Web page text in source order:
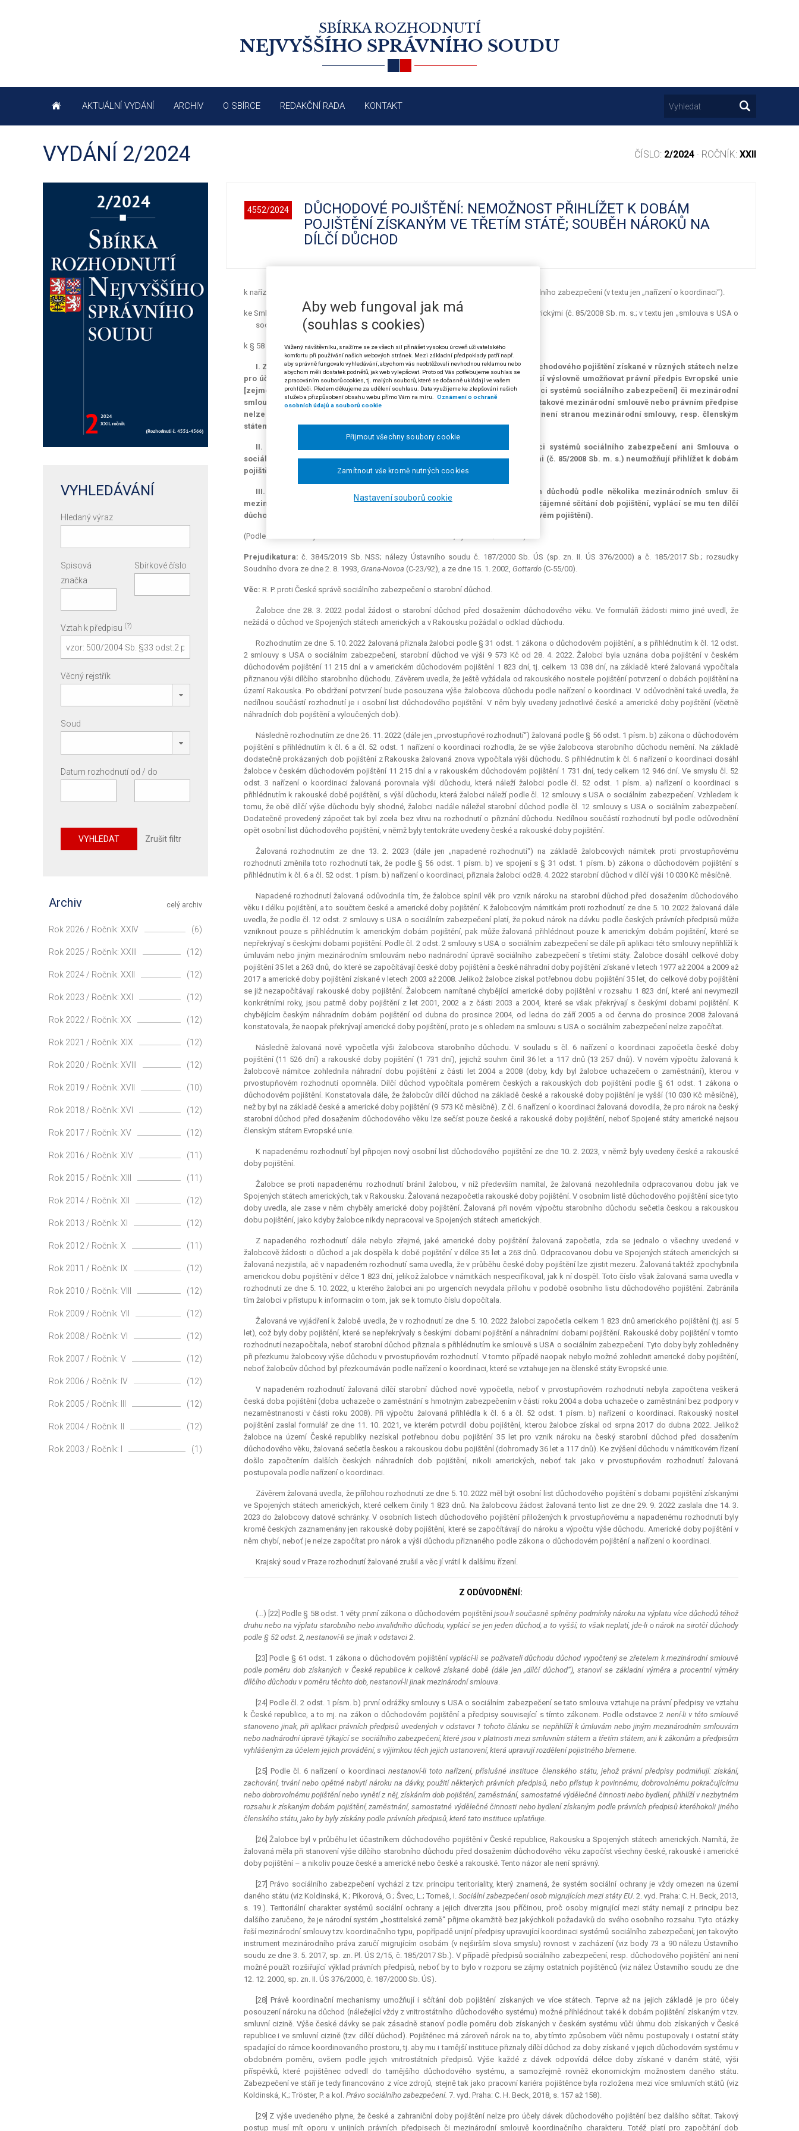
SBÍRKA ROZHODNUTÍ
NEJVYŠŠÍHO SPRÁVNÍHO SOUDU
AKTUÁLNÍ VYDÁNÍ ARCHIV O SBÍRCE REDAKČNÍ RADA KONTAKT
VYDÁNÍ 2/2024 ČÍSLO: 2/2024 · ROČNÍK: XXII
4552/2024
DŮCHODOVÉ POJIŠTĚNÍ: NEMOŽNOST PŘIHLÍŽET K DOBÁM
POJIŠTĚNÍ ZÍSKANÝM VE TŘETÍM STÁTĚ; SOUBĚH NÁROKŮ NA
DÍLČÍ DŮCHOD
k nařízení Evropského parlamentu a Rady (ES) č. 883/2004 o koordinaci systémů sociálního zabezpečení (v textu jen „nařízení o koordinaci“).
ke Smlouvě o sociálním zabezpečení mezi Českou republikou a Spojenými státy americkými (č. 85/2008 Sb. m. s.; v textu jen „smlouva s USA o
sociálním zabezpečení“)
k § 58 odst. 1 větě první zákona č. 155/1995 Sb., o důchodovém pojištění
I. Z principu teritoriality systémů sociálního zabezpečení plyne, že doby důchodového pojištění získané v různých státech nelze
pro účely dávek důchodového pojištění bez dalšího sčítat. Takový postup musí výslovně umožňovat právní předpis Evropské unie
[zejména nařízení Evropského parlamentu a Rady (ES) č. 883/2004 o koordinaci systémů sociálního zabezpečení] či mezinárodní
smlouva o koordinaci systémů sociálního zabezpečení. Bez výslovné opory v takové mezinárodní smlouvě nebo právním předpise
nelze ani přihlížet k dobám pojištění získaným ve třetím státě, tj. státě, který není stranou mezinárodní smlouvy, resp. členským
státem Evropské unie.
II. Nařízení Evropského parlamentu a Rady (ES) č. 883/2004 o koordinaci systémů sociálního zabezpečení ani Smlouva o
sociálním zabezpečení mezi Českou republikou a Spojenými státy americkými (č. 85/2008 Sb. m. s.) neumožňují přihlížet k dobám
pojištění získaným ve třetím státě.
III. V případě, že pojištěnec splňuje podmínky nároku na výplatu dílčích důchodů podle několika mezinárodních smluv či
mezinárodní smlouvy a právního předpisu Evropské unie, které neumožňují vzájemné sčítání dob pojištění, vyplácí se mu ten dílčí
důchod, který je vyšší (§ 58 odst. 1 věta první zákona č. 155/1995 Sb., o důchodovém pojištění).
(Podle rozsudku Krajského soudu v Praze ze dne 30. 10. 2023, čj. 42 Ad 3/2023-55)
Prejudikatura:č. 3845/2019 Sb. NSS; nálezy Ústavního soudu č. 187/2000 Sb. ÚS (sp. zn. II. ÚS 376/2000) a č. 185/2017 Sb.; rozsudky
Soudního dvora ze dne 2. 8. 1993, Grana-Novoa (C-23/92), a ze dne 15. 1. 2002, Gottardo(C-55/00).
Věc: R. P. proti České správě sociálního zabezpečení o starobní důchod.
Žalobce dne 28. 3. 2022 podal žádost o starobní důchod před dosažením důchodového věku. Ve formuláři žádosti mimo jiné uvedl, že
nežádá o důchod ve Spojených státech amerických a v Rakousku požádal o odklad důchodu.
Rozhodnutím ze dne 5. 10. 2022 žalovaná přiznala žalobci podle § 31 odst. 1 zákona o důchodovém pojištění, a s přihlédnutím k čl. 12 odst.
2 smlouvy s USA o sociálním zabezpečení, starobní důchod ve výši 9 573 Kč od 28. 4. 2022. Žalobci byla uznána doba pojištění v českém
důchodovém pojištění 11 215 dní a v americkém důchodovém pojištění 1 823 dní, tj. celkem 13 038 dní, na základě které žalovaná vypočítala
přiznanou výši dílčího starobního důchodu. Závěrem uvedla, že ještě vyžádala od rakouského nositele pojištění potvrzení o dobách pojištění na
území Rakouska. Po obdržení potvrzení bude posouzena výše žalobcova důchodu podle nařízení o koordinaci. V odůvodnění také uvedla, že
nedílnou součástí rozhodnutí je i osobní list důchodového pojištění. V něm byly uvedeny jednotlivé české a americké doby pojištění (včetně
náhradních dob pojištění a vyloučených dob).
Následně rozhodnutím ze dne 26. 11. 2022 (dále jen „prvostupňové rozhodnutí“) žalovaná podle § 56 odst. 1 písm. b) zákona o důchodovém
pojištění s přihlédnutím k čl. 6 a čl. 52 odst. 1 nařízení o koordinaci rozhodla, že se výše žalobcova starobního důchodu nemění. Na základě
dodatečně prokázaných dob pojištění z Rakouska žalovaná znova vypočítala výši důchodu. S přihlédnutím k čl. 6 nařízení o koordinaci dosáhl
žalobce v českém důchodovém pojištění 11 215 dní a v rakouském důchodovém pojištění 1 731 dní, tedy celkem 12 946 dní. Ve smyslu čl. 52
odst. 3 nařízení o koordinaci žalovaná porovnala výši důchodu, která náleží žalobci podle čl. 52 odst. 1 písm. a) nařízení o koordinaci s
přihlédnutím k rakouské době pojištění, s výší důchodu, která žalobci náleží podle čl. 12 smlouvy s USA o sociálním zabezpečení. Vzhledem k
tomu, že obě dílčí výše důchodu byly shodné, žalobci nadále náležel starobní důchod podle čl. 12 smlouvy s USA o sociálním zabezpečení.
Dodatečně provedený zápočet tak byl zcela bez vlivu na rozhodnutí o přiznání důchodu. Nedílnou součástí rozhodnutí byl podle odůvodnění
opět osobní list důchodového pojištění, v němž byly tentokráte uvedeny české a rakouské doby pojištění.
Žalovaná rozhodnutím ze dne 13. 2. 2023 (dále jen „napadené rozhodnutí“) na základě žalobcových námitek proti prvostupňovému
rozhodnutí změnila toto rozhodnutí tak, že podle § 56 odst. 1 písm. b) ve spojení s § 31 odst. 1 písm. b) zákona o důchodovém pojištění s
přihlédnutím k čl. 6 a čl. 52 odst. 1 písm. b) nařízení o koordinaci, přiznala žalobci od28. 4. 2022 starobní důchod v dílčí výši 10 030 Kč měsíčně.
Napadené rozhodnutí žalovaná odůvodnila tím, že žalobce splnil věk pro vznik nároku na starobní důchod před dosažením důchodového
věku i délku pojištění, a to součtem české a americké doby pojištění. K žalobcovým námitkám proti rozhodnutí ze dne 5. 10. 2022 žalovaná dále
uvedla, že podle čl. 12 odst. 2 smlouvy s USA o sociálním zabezpečení platí, že pokud nárok na dávku podle českých právních předpisů může
vzniknout pouze s přihlédnutím k americkým dobám pojištění, pak může žalovaná přihlédnout pouze k americkým dobám pojištění, které se
nepřekrývají s českými dobami pojištění. Podle čl. 2 odst. 2 smlouvy s USA o sociálním zabezpečení se dále při aplikaci této smlouvy nepřihlíží k
úmluvám nebo jiným mezinárodním smlouvám nebo nadnárodní úpravě sociálního zabezpečení s třetími státy. Žalobce dosáhl celkové doby
pojištění 35 let a 263 dnů, do které se započítávají české doby pojištění a české náhradní doby pojištění získané v letech 1977 až 2004 a 2009 až
2017 a americké doby pojištění získané v letech 2003 až 2008. Jelikož žalobce získal potřebnou dobu pojištění 35 let, do celkové doby pojištění
se již nezapočítávají rakouské doby pojištění. Žalobcem namítané chybějící americké doby pojištění v rozsahu 1 823 dní, které ani nevymezil
konkrétními roky, jsou patrně doby pojištění z let 2001, 2002 a z části 2003 a 2004, které se však překrývají s českými dobami pojištění. K
chybějícím českým náhradním dobám pojištění od dubna do prosince 2004, od ledna do září 2005 a od června do prosince 2008 žalovaná
konstatovala, že naopak překrývají americké doby pojištění, proto je s ohledem na smlouvu s USA o sociálním zabezpečení nelze započítat.
Následně žalovaná nově vypočetla výši žalobcova starobního důchodu. V souladu s čl. 6 nařízení o koordinaci započetla české doby
pojištění (11 526 dní) a rakouské doby pojištění (1 731 dní), jejichž souhrn činil 36 let a 117 dnů (13 257 dnů). V novém výpočtu žalovaná k
žalobcově námitce zohlednila náhradní dobu pojištění z části let 2004 a 2008 (doby, kdy byl žalobce uchazečem o zaměstnání), kterou v
prvostupňovém rozhodnutí opomněla. Dílčí důchod vypočítala poměrem českých a rakouských dob pojištění podle § 61 odst. 1 zákona o
důchodovém pojištění. Konstatovala dále, že žalobcův dílčí důchod na základě české a rakouské doby pojištění je vyšší (10 030 Kč měsíčně),
než by byl na základě české a americké doby pojištění (9 573 Kč měsíčně). Z čl. 6 nařízení o koordinaci žalovaná dovodila, že pro nárok na český
starobní důchod před dosažením důchodového věku lze sečíst pouze české a rakouské doby pojištění, neboť Spojené státy americké nejsou
členským státem Evropské unie.
K napadenému rozhodnutí byl připojen nový osobní list důchodového pojištění ze dne 10. 2. 2023, v němž byly uvedeny české a rakouské
doby pojištění.
Žalobce se proti napadenému rozhodnutí bránil žalobou, v níž především namítal, že žalovaná nezohlednila odpracovanou dobu jak ve
Spojených státech amerických, tak v Rakousku. Žalovaná nezapočetla rakouské doby pojištění. V osobním listě důchodového pojištění sice tyto
doby uvedla, ale zase v něm chyběly americké doby pojištění. Žalovaná při novém výpočtu starobního důchodu sečetla českou a rakouskou
dobu pojištění, jako kdyby žalobce nikdy nepracoval ve Spojených státech amerických.
Z napadeného rozhodnutí dále nebylo zřejmé, jaké americké doby pojištění žalovaná započetla, zda se jednalo o všechny uvedené v
žalobcově žádosti o důchod a jak dospěla k době pojištění v délce 35 let a 263 dnů. Odpracovanou dobu ve Spojených státech amerických si
žalovaná nezjistila, ač v napadeném rozhodnutí sama uvedla, že v průběhu české doby pojištění lze zjistit mezeru. Žalovaná taktéž zpochybnila
americkou dobu pojištění v délce 1 823 dní, jelikož žalobce v námitkách nespecifikoval, jak k ní dospěl. Toto číslo však žalovaná sama uvedla v
rozhodnutí ze dne 5. 10. 2022, u kterého žalobci ani po urgencích nevydala přílohu v podobě osobního listu důchodového pojištění. Zabránila
tím žalobci v přístupu k informacím o tom, jak se k tomuto číslu dopočítala.
Žalovaná ve vyjádření k žalobě uvedla, že v rozhodnutí ze dne 5. 10. 2022 žalobci započetla celkem 1 823 dnů amerického pojištění (tj. asi 5
let), což byly doby pojištění, které se nepřekrývaly s českými dobami pojištění a náhradními dobami pojištění. Rakouské doby pojištění v tomto
rozhodnutí nezapočítala, neboť starobní důchod přiznala s přihlédnutím ke smlouvě s USA o sociálním zabezpečení. Tyto doby byly zohledněny
při přezkumu žalobcovy výše důchodu v prvostupňovém rozhodnutí. V tomto případě naopak nebylo možné zohlednit americké doby pojištění,
neboť žalobcův důchod byl přezkoumáván podle nařízení o koordinaci, které se vztahuje jen na členské státy Evropské unie.
V napadeném rozhodnutí žalovaná dílčí starobní důchod nově vypočetla, neboť v prvostupňovém rozhodnutí nebyla započtena veškerá
česká doba pojištění (doba uchazeče o zaměstnání s hmotným zabezpečením v části roku 2004 a doba uchazeče o zaměstnání bez podpory v
nezaměstnanosti v části roku 2008). Při výpočtu žalovaná přihlédla k čl. 6 a čl. 52 odst. 1 písm. b) nařízení o koordinaci. Rakouský nositel
pojištění zaslal formulář ze dne 11. 10. 2021, ve kterém potvrdil dobu pojištění, kterou žalobce získal od srpna 2017 do dubna 2022. Jelikož
žalobce na území České republiky nezískal potřebnou dobu pojištění 35 let pro vznik nároku na český starobní důchod před dosažením
důchodového věku, žalovaná sečetla českou a rakouskou dobu pojištění (dohromady 36 let a 117 dnů). Ke zvýšení důchodu v námitkovém řízení
došlo započtením dalších českých náhradních dob pojištění, nikoli amerických, neboť tak jako v prvostupňovém rozhodnutí žalovaná
postupovala podle nařízení o koordinaci.
Závěrem žalovaná uvedla, že přílohou rozhodnutí ze dne 5. 10. 2022 měl být osobní list důchodového pojištění s dobami pojištění získanými
ve Spojených státech amerických, které celkem činily 1 823 dnů. Na žalobcovu žádost žalovaná tento list ze dne 29. 9. 2022 zaslala dne 14. 3.
2023 do žalobcovy datové schránky. V osobních listech důchodového pojištění přiložených k prvostupňovému a napadenému rozhodnutí byly
kromě českých zaznamenány jen rakouské doby pojištění, které se započítávají do nároku a výpočtu výše důchodu. Americké doby pojištění v
něm chybí, neboť je nelze započítat pro nárok a výši důchodu přiznaného podle zákona o důchodovém pojištění a nařízení o koordinaci.
Krajský soud v Praze rozhodnutí žalované zrušil a věc jí vrátil k dalšímu řízení.
Z ODŮVODNĚNÍ:
(…) [22] Podle § 58 odst. 1 věty první zákona o důchodovém pojištění jsou-li současně splněny podmínky nároku na výplatu více důchodů téhož
druhu nebo na výplatu starobního nebo invalidního důchodu, vyplácí se jen jeden důchod, a to vyšší; to však neplatí, jde-li o nárok na sirotčí důchody
podle § 52 odst. 2, nestanoví-li se jinak v odstavci 2.
[23] Podle § 61 odst. 1 zákona o důchodovém pojištěnívyplácí-li se poživateli důchodu důchod vypočtený se zřetelem k mezinárodní smlouvě
podle poměru dob získaných v České republice k celkově získané době (dále jen „dílčí důchod“), stanoví se základní výměra a procentní výměry
dílčího důchodu v poměru těchto dob, nestanoví-li jinak mezinárodní smlouva.
[24] Podle čl. 2 odst. 1 písm. b) první odrážky smlouvy s USA o sociálním zabezpečení se tato smlouva vztahuje na právní předpisy ve vztahu
k České republice, a to mj. na zákon o důchodovém pojištění a předpisy související s tímto zákonem. Podle odstavce 2 není-li v této smlouvě
stanoveno jinak, při aplikaci právních předpisů uvedených v odstavci 1 tohoto článku se nepřihlíží k úmluvám nebo jiným mezinárodním smlouvám
nebo nadnárodní úpravě týkající se sociálního zabezpečení, které jsou v platnosti mezi smluvním státem a třetím státem, ani k zákonům a předpisům
vyhlášeným za účelem jejich provádění, s výjimkou těch jejich ustanovení, která upravují rozdělení pojistného břemene.
[25] Podle čl. 6 nařízení o koordinacinestanoví-li toto nařízení, příslušné instituce členského státu, jehož právní předpisy podmiňují: získání,
zachování, trvání nebo opětné nabytí nároku na dávky, použití některých právních předpisů, nebo přístup k povinnému, dobrovolnému pokračujícímu
nebo dobrovolnému pojištění nebo vynětí z něj, získáním dob pojištění, zaměstnání, samostatné výdělečné činnosti nebo bydlení, přihlíží v nezbytném
rozsahu k získaným dobám pojištění, zaměstnání, samostatné výdělečné činnosti nebo bydlení získaným podle právních předpisů kteréhokoli jiného
členského státu, jako by byly získány podle právních předpisů, které tato instituce uplatňuje.
[26] Žalobce byl v průběhu let účastníkem důchodového pojištění v České republice, Rakousku a Spojených státech amerických. Namítá, že
žalovaná měla při stanovení výše dílčího starobního důchodu před dosažením důchodového věku započíst všechny české, rakouské i americké
doby pojištění – a nikoliv pouze české a americké nebo české a rakouské. Tento názor ale není správný.
[27] Právo sociálního zabezpečení vychází z tzv. principu teritoriality, který znamená, že systém sociální ochrany je vždy omezen na území
daného státu (viz Koldinská, K.; Pikorová, G.; Švec, L.; Tomeš, I. Sociální zabezpečení osob migrujících mezi státy EU. 2. vyd. Praha: C. H. Beck, 2013,
s. 19.). Teritoriální charakter systémů sociální ochrany a jejich diverzita jsou příčinou, proč osoby migrující mezi státy nemají z principu bez
dalšího zaručeno, že je národní systém „hostitelské země“ přijme okamžitě bez jakýchkoli požadavků do svého osobního rozsahu. Tyto otázky
řeší mezinárodní smlouvy tzv. koordinačního typu, popřípadě unijní předpisy upravující koordinaci systémů sociálního zabezpečení; jen takovýto
instrument mezinárodního práva zaručí migrujícím osobám (v nejširším slova smyslu) rovnost v zacházení (viz body 73 a 90 nálezu Ústavního
soudu ze dne 3. 5. 2017, sp. zn. Pl. ÚS 2/15, č. 185/2017 Sb.). V případě předpisů sociálního zabezpečení, resp. důchodového pojištění ani není
možné použít rozšiřující výklad právních předpisů, neboť by to bylo v rozporu se zájmy ostatních pojištěnců (viz nález Ústavního soudu ze dne
12. 12. 2000, sp. zn. II. ÚS 376/2000, č. 187/2000 Sb. ÚS).
[28] Právě koordinační mechanismy umožňují i sčítání dob pojištění získaných ve více státech. Teprve až na jejich základě je pro účely
posouzení nároku na důchod (náležející vždy z vnitrostátního důchodového systému) možné přihlédnout také k dobám pojištění získaným v tzv.
smluvní cizině. Výše české dávky se pak zásadně stanoví podle poměru dob získaných v českém systému vůči úhrnu dob získaných v České
republice i ve smluvní cizině (tzv. dílčí důchod). Pojištěnec má zároveň nárok na to, aby tímto způsobem vůči němu postupovaly i ostatní státy
spadající do rámce koordinovaného prostoru, tj. aby mu i tamější instituce přiznaly dílčí důchod za doby získané v jejich důchodovém systému v
obdobném poměru, ovšem podle jejich vnitrostátních předpisů. Výše každé z dávek odpovídá délce doby získané v daném státě, výši
příspěvků, které pojištěnec odvedl do tamějšího důchodového systému, a samozřejmě rovněž ekonomickým možnostem daného státu.
Zabezpečení ve stáří je tedy financováno z více zdrojů, stejně tak jako pracovní kariéra pojištěnce byla rozložena mezi více smluvních států (viz
Koldinská, K.; Tröster, P. a kol. Právo sociálního zabezpečení. 7. vyd. Praha: C. H. Beck, 2018, s. 157 až 158).
[29] Z výše uvedeného plyne, že české a zahraniční doby pojištění nelze pro účely dávek důchodového pojištění bez dalšího sčítat. Takový
postup musí mít oporu v unijních právních předpisech či mezinárodní smlouvě koordinačního charakteru. Totéž platí pro započítání dob
VYHLEDÁVÁNÍ
Hledaný výraz
Spisová
značka
Sbírkové číslo
Vztah k předpisu (?)
Věcný rejstřík
Soud
Datum rozhodnutí od / do
VYHLEDAT Zrušit filtr
celý archiv
Archiv
Rok 2026 / Ročník: XXIV (6)
Rok 2025 / Ročník: XXIII (12)
Rok 2024 / Ročník: XXII (12)
Rok 2023 / Ročník: XXI (12)
Rok 2022 / Ročník: XX (12)
Rok 2021 / Ročník: XIX (12)
Rok 2020 / Ročník: XVIII (12)
Rok 2019 / Ročník: XVII (10)
Rok 2018 / Ročník: XVI (12)
Rok 2017 / Ročník: XV (12)
Rok 2016 / Ročník: XIV (11)
Rok 2015 / Ročník: XIII (11)
Rok 2014 / Ročník: XII (12)
Rok 2013 / Ročník: XI (12)
Rok 2012 / Ročník: X (11)
Rok 2011 / Ročník: IX (12)
Rok 2010 / Ročník: VIII (12)
Rok 2009 / Ročník: VII (12)
Rok 2008 / Ročník: VI (12)
Rok 2007 / Ročník: V (12)
Rok 2006 / Ročník: IV (12)
Rok 2005 / Ročník: III (12)
Rok 2004 / Ročník: II (12)
Rok 2003 / Ročník: I (1)
Aby web fungoval jak má
(souhlas s cookies)
Vážený návštěvníku, snažíme se ze všech sil přinášet vysokou úroveň uživatelského
komfortu při používání našich webových stránek. Mezi základní předpoklady patří např.
aby správně fungovalo vyhledávání, abychom vás neobtěžovali nevhodnou reklamou nebo
abychom měli dostatek podnětů, jak web vylepšovat. Proto od Vás potřebujeme souhlas se
zpracováním souborů cookies, tj. malých souborů, které se dočasně ukládají ve vašem
prohlížeči. Předem děkujeme za udělení souhlasu. Data využijeme ke zlepšování našich
služeb a přizpůsobení obsahu webu přímo Vám na míru.
Oznámení o ochraně
osobních údajů a souborů cookie
Nastavení souborů cookie
Zamítnout vše kromě nutných cookies
Přijmout všechny soubory cookie